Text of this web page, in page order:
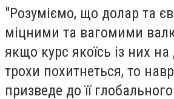
"Розуміємо, що долар та
міцними та вагомими
якщо курс якоїсь із них
трохи похитнеться, то
призведе до її